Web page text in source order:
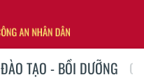
ĐÀO TẠO - BỒI DƯỠNG